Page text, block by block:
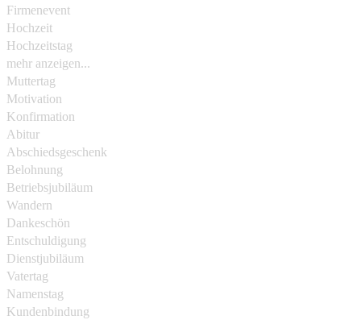
Firmenevent
Hochzeit
Hochzeitstag
mehr anzeigen...
Muttertag
Motivation
Konfirmation
Abitur
Abschiedsgeschenk
Belohnung
Betriebsjubiläum
Wandern
Dankeschön
Entschuldigung
Dienstjubiläum
Vatertag
Namenstag
Kundenbindung